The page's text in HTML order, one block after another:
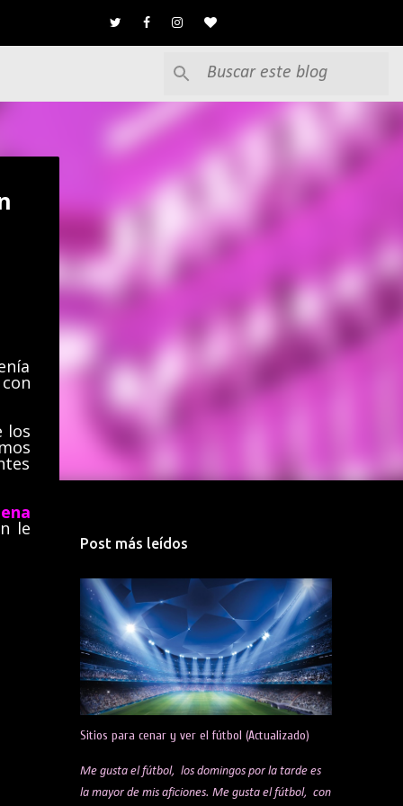
los
le
Post más leídos
Sitios para cenar y ver el fútbol (Actualizado)
Me gusta el fútbol, los domingos por la tarde es
la mayor de mis aficiones. Me gusta el fútbol, con